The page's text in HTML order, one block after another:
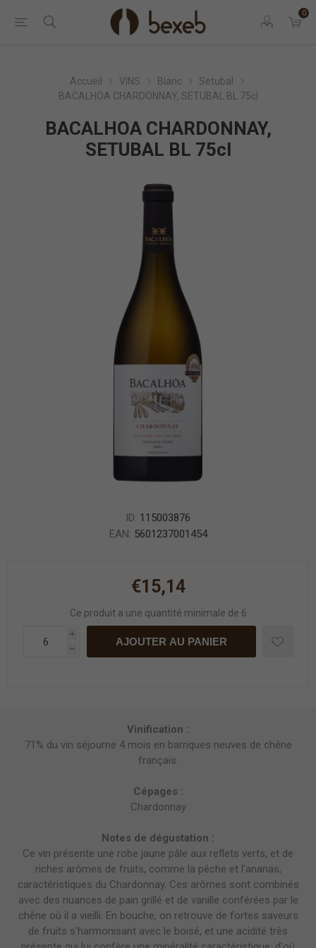
0
Accueil VINS Blanc
Setubal
BACALHOA CHARDONNAY, SETUBAL BL 75cl
BACALHOA CHARDONNAY,
SETUBAL BL 75cl
ID: 115003876
EAN: 5601237001454
€15,14
Ce produit a une quantité minimale de 6
i
h
AJOUTER AU PANIER
Vinification :
71% du vin séjourne 4 mois en barriques neuves de chêne
français.
Cépages :
Chardonnay
Notes de dégustation :
Ce vin présente une robe jaune pâle aux reflets verts, et de
riches arômes de fruits, comme la pêche et l'ananas,
caractéristiques du Chardonnay. Ces arômes sont combinés
avec des nuances de pain grillé et de vanille conférées par le
chêne où il a vieilli. En bouche, on retrouve de fortes saveurs
de fruits s'harmonisant avec le boisé, et une acidité très